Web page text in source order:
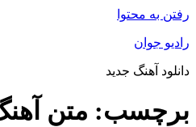
رفتن به محتوا
رادیو جوان
دانلود آهنگ جدید
برچسب: